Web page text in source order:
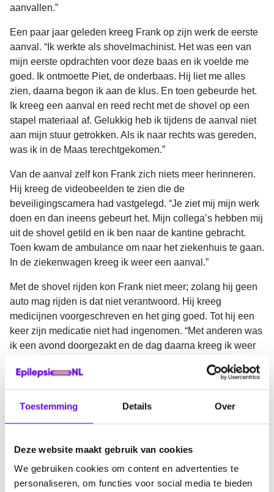
Toestemming Details Over
Deze website maakt gebruik van cookies
We gebruiken cookies om content en advertenties te
personaliseren, om functies voor social media te bieden
aanvallen.”
Een paar jaar geleden kreeg Frank op zijn werk de eerste
aanval. “Ik werkte als shovelmachinist. Het was een van
mijn eerste opdrachten voor deze baas en ik voelde me
goed. Ik ontmoette Piet, de onderbaas. Hij liet me alles
zien, daarna begon ik aan de klus. En toen gebeurde het.
Ik kreeg een aanval en reed recht met de shovel op een
stapel materiaal af. Gelukkig heb ik tijdens de aanval niet
aan mijn stuur getrokken. Als ik naar rechts was gereden,
was ik in de Maas terechtgekomen.”
Van de aanval zelf kon Frank zich niets meer herinneren.
Hij kreeg de videobeelden te zien die de
beveiligingscamera had vastgelegd. “Je ziet mij mijn werk
doen en dan ineens gebeurt het. Mijn collega’s hebben mij
uit de shovel getild en ik ben naar de kantine gebracht.
Toen kwam de ambulance om naar het ziekenhuis te gaan.
In de ziekenwagen kreeg ik weer een aanval.”
Met de shovel rijden kon Frank niet meer; zolang hij geen
auto mag rijden is dat niet verantwoord. Hij kreeg
medicijnen voorgeschreven en het ging goed. Tot hij een
keer zijn medicatie niet had ingenomen. “Met anderen was
ik een avond doorgezakt en de dag daarna kreeg ik weer
zijn?
voor mij zijn. Ik neem ze nu heel precies in. Maar ja, dan
levensmiddelen omhoogschieten en alleen mijn vrouw
werkt geven die extra uitgaven echt wel stress.”